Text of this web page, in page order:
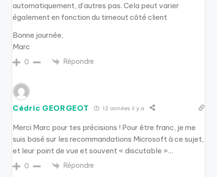
automatiquement, d’autres pas. Cela peut varier
également en fonction du timeout côté client
Bonne journée,
Marc
0 Répondre
Cédric GEORGEOT 12 années il y a
Merci Marc pour tes précisions ! Pour être franc, je me
suis basé sur les recommandations Microsoft à ce sujet,
et leur point de vue et souvent « discutable »…
0 Répondre